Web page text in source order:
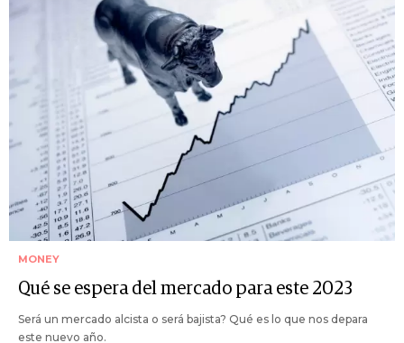
MONEY
Qué se espera del mercado para este 2023
Será un mercado alcista o será bajista? Qué es lo que nos depara
este nuevo año.